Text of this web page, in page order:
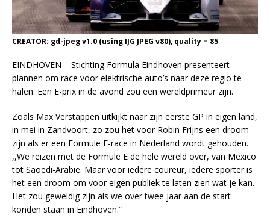
CREATOR: gd-jpeg v1.0 (using IJG JPEG v80), quality = 85
EINDHOVEN – Stichting Formula Eindhoven presenteert
plannen om race voor elektrische auto’s naar deze regio te
halen. Een E-prix in de avond zou een wereldprimeur zijn.
Zoals Max Verstappen uitkijkt naar zijn eerste GP in eigen land,
in mei in Zandvoort, zo zou het voor Robin Frijns een droom
zijn als er een Formule E-race in Nederland wordt gehouden.
,,We reizen met de Formule E de hele wereld over, van Mexico
tot Saoedi-Arabië. Maar voor iedere coureur, iedere sporter is
het een droom om voor eigen publiek te laten zien wat je kan.
Het zou geweldig zijn als we over twee jaar aan de start
konden staan in Eindhoven.”